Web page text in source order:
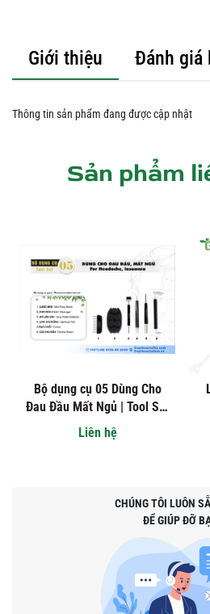
Giới thiệu Đánh giá
Thông tin sản phẩm đang được cập nhật
Sản phẩm
Bộ dụng cụ 05 Dùng Cho
Đau Đầu Mất Ngủ | Tool Set
05 For Headache, Insomnia
Liên hệ
CHÚNG TÔI LUÔN
ĐỂ GIÚP ĐỠ